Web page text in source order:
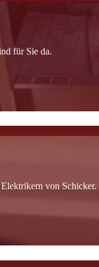
für Sie da.
von Schicker.